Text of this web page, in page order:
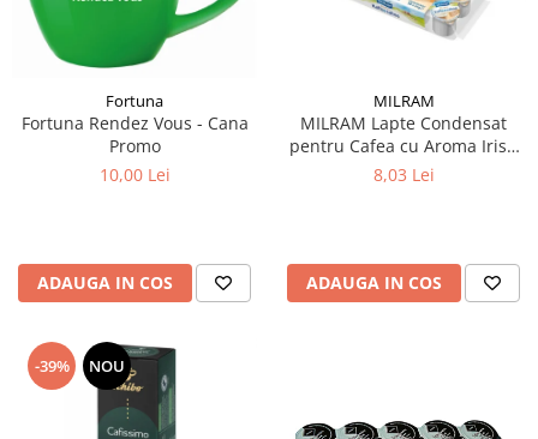
Fortuna
Fortuna Rendez Vous - Cana
Promo
10,00 Lei
ADAUGA IN COS
MILRAM
MILRAM Lapte Condensat
pentru Cafea cu Aroma Irish
Cream 10x14g
8,03 Lei
ADAUGA IN COS
-39% NOU